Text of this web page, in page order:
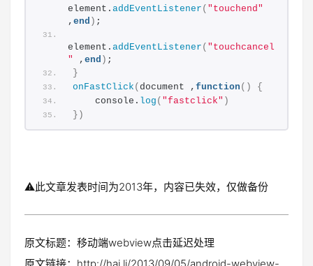
element. addEventListener ( "touchend"
, end ) ;
element. addEventListener ( "touchcancel
"
, end ) ;
}
onFastClick ( document , function ()
{
    console.
log ( "fastclick" )
})
⚠️此文章发表时间为2013年，内容已失效，仅做备份
原文标题：移动端webview点击延迟处理